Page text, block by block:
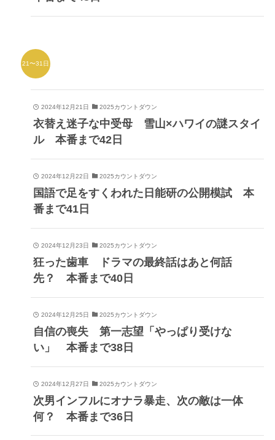
21〜31日
2024年12月21日 2025カウントダウン
衣替え迷子な中受母 雪山×ハワイの謎スタイ
ル 本番まで42日
2024年12月22日 2025カウントダウン
国語で足をすくわれた日能研の公開模試 本
番まで41日
2024年12月23日 2025カウントダウン
狂った歯車 ドラマの最終話はあと何話
先？ 本番まで40日
2024年12月25日 2025カウントダウン
自信の喪失 第一志望「やっぱり受けな
い」 本番まで38日
2024年12月27日 2025カウントダウン
次男インフルにオナラ暴走、次の敵は一体
何？ 本番まで36日